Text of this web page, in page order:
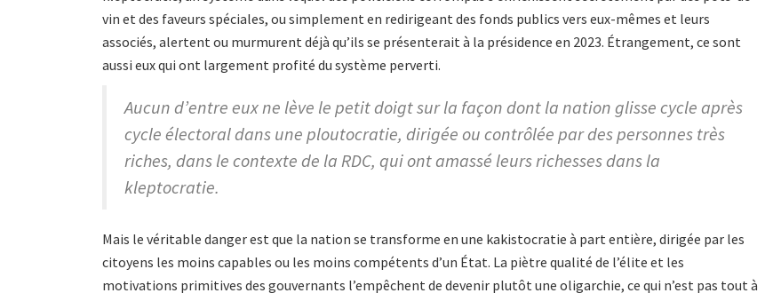
vin et des faveurs spéciales, ou simplement en redirigeant des fonds publics vers eux-mêmes et leurs
associés, alertent ou murmurent déjà qu’ils se présenterait à la présidence en 2023. Étrangement, ce sont
aussi eux qui ont largement profité du système perverti.
Aucun d’entre eux ne lève le petit doigt sur la façon dont la nation glisse cycle après
cycle électoral dans une ploutocratie, dirigée ou contrôlée par des personnes très
riches, dans le contexte de la RDC, qui ont amassé leurs richesses dans la
kleptocratie.
Mais le véritable danger est que la nation se transforme en une kakistocratie à part entière, dirigée par les
citoyens les moins capables ou les moins compétents d’un État. La piètre qualité de l’élite et les
motivations primitives des gouvernants l’empêchent de devenir plutôt une oligarchie, ce qui n’est pas tout à